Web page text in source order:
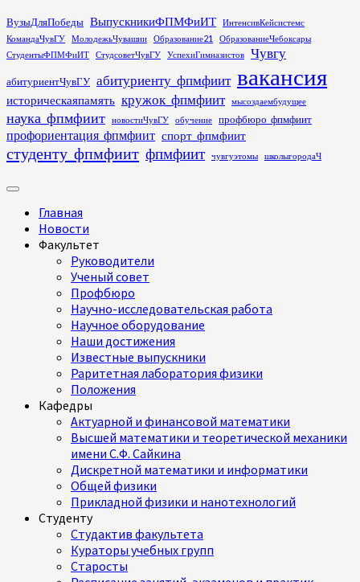
Перейти
к
содержимому
ВузыДляПобеды ВыпускникиФПМФиИТ
ИнтенсивКейсистемс
КомандаЧувГУ
МолодежьЧувашии Образование21
ОбразованиеЧебоксары
СтудентыФПМФиИТ
СтудсоветЧувГУ УспехиГимназистов Чувгу
абитуриентЧувГУ абитуриенту_фпмфиит вакансия
историческаяпамять кружок_фпмфиит мысоздаембудущее
наука_фпмфиит новостиЧувГУ обучение профбюро_фпмфиит
профориентация_фпмфиит спорт_фпмфиит
студенту_фпмфиит фпмфиит чувгуэтомы школыгородаЧ
Основное
Главная
Новости
Факультет
Руководители
Ученый совет
Профбюро
Научно-исследовательская работа
Научное оборудование
Наши достижения
Известные выпускники
Раритетная лаборатория физики
Положения
Кафедры
Актуарной и финансовой математики
Высшей математики и теоретической механики
имени С.Ф. Сайкина
Дискретной математики и информатики
Общей физики
Прикладной физики и нанотехнологий
Студенту
Студактив факультета
Кураторы учебных групп
Старосты